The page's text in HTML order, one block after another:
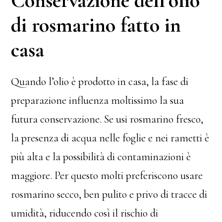
di rosmarino fatto in
casa
Quando l’olio è prodotto in casa, la fase di
preparazione influenza moltissimo la sua
futura conservazione. Se usi rosmarino fresco,
la presenza di acqua nelle foglie e nei rametti è
più alta e la possibilità di contaminazioni è
maggiore. Per questo molti preferiscono usare
rosmarino secco, ben pulito e privo di tracce di
umidità, riducendo così il rischio di